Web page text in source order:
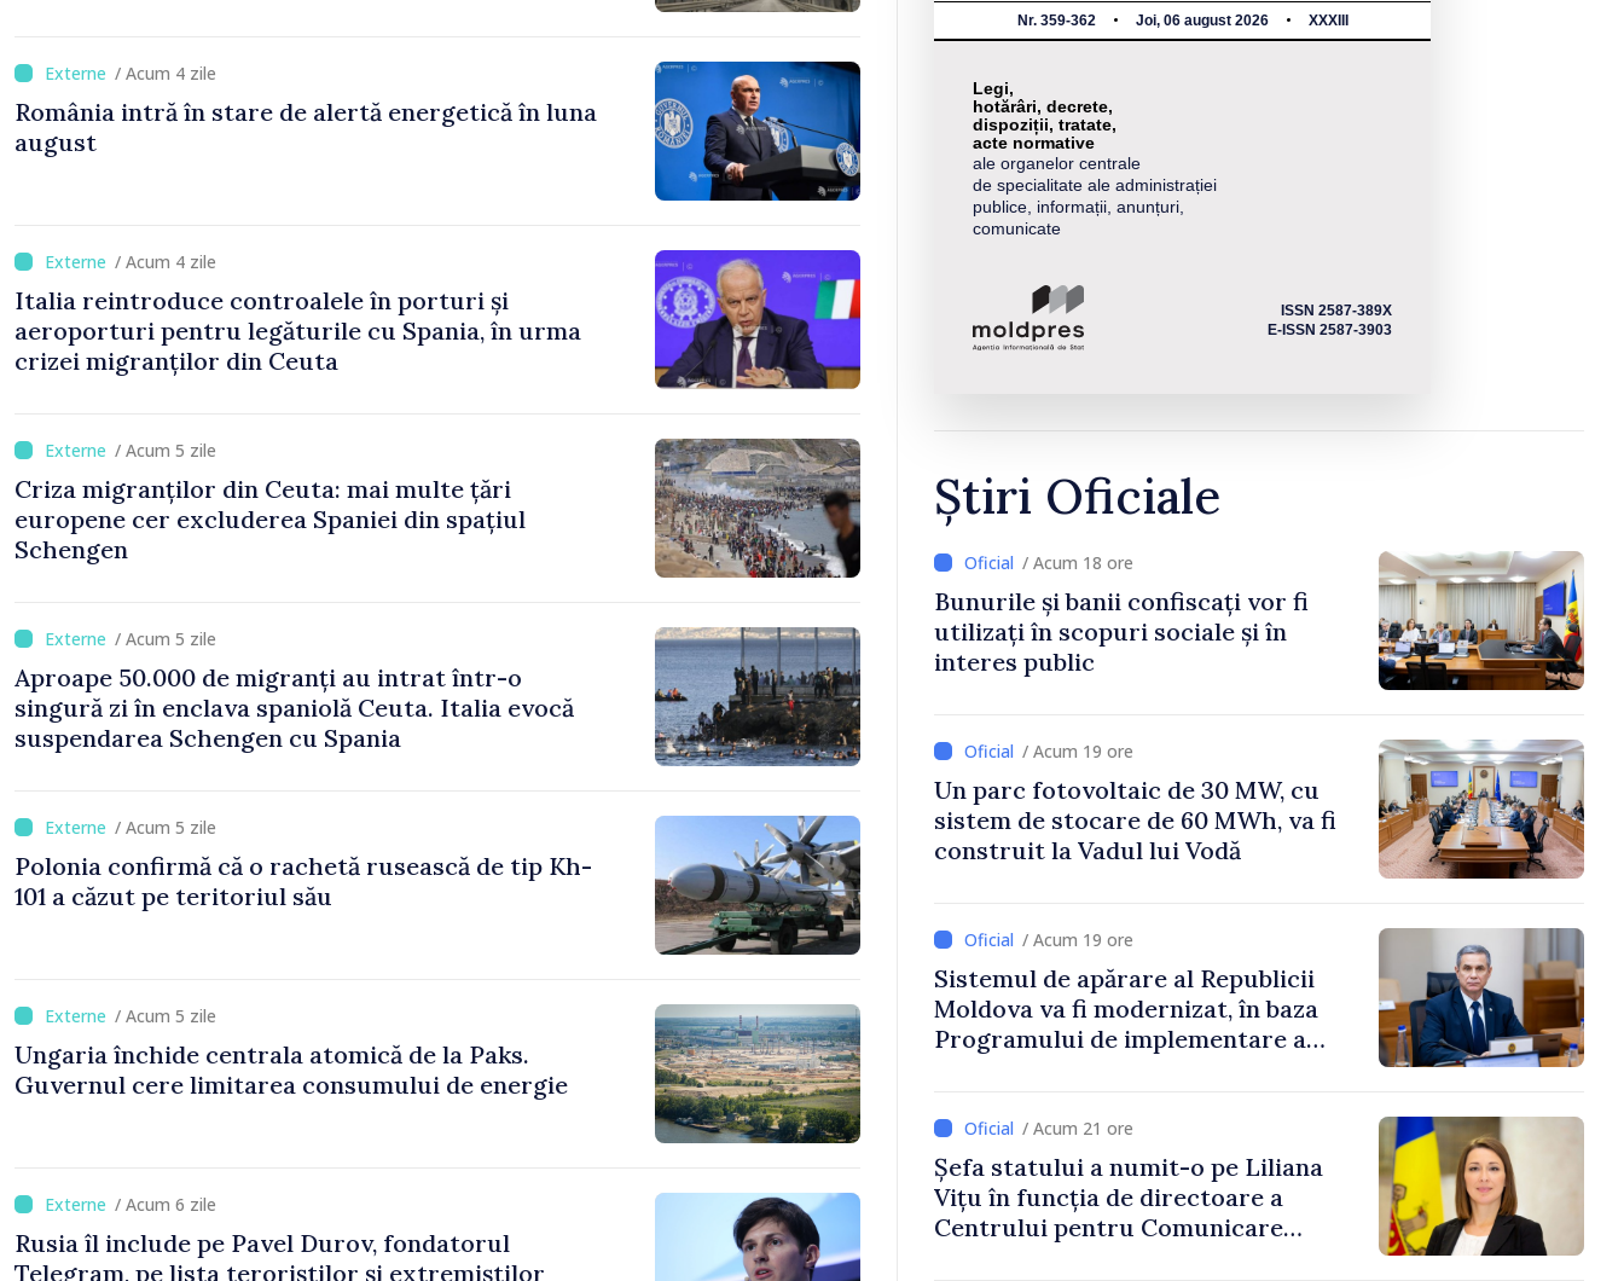
/ Acum 4 zile
România intră în stare de alertă energetică în luna
august
/ Acum 4 zile
Italia reintroduce controalele în porturi și
aeroporturi pentru legăturile cu Spania, în urma
crizei migranților din Ceuta
/ Acum 5 zile
Criza migranților din Ceuta: mai multe țări
europene cer excluderea Spaniei din spațiul
Schengen
/ Acum 5 zile
Aproape 50.000 de migranți au intrat într-o
singură zi în enclava spaniolă Ceuta. Italia evocă
suspendarea Schengen cu Spania
/ Acum 5 zile
Polonia confirmă că o rachetă rusească de tip Kh-
101 a căzut pe teritoriul său
/ Acum 5 zile
Ungaria închide centrala atomică de la Paks.
Guvernul cere limitarea consumului de energie
/ Acum 6 zile
Rusia îl include pe Pavel Durov, fondatorul
Telegram, pe lista teroriștilor și extremiștilor
Nr. 359-362 Joi, 06 august 2026 XXXIII
Legi,
hotărâri, decrete,
dispoziții, tratate,
acte normative
ale organelor centrale
de specialitate ale administrației
publice, informații, anunțuri,
comunicate
ISSN 2587-389X
E-ISSN 2587-3903
Știri Oficiale
/ Acum 18 ore
Bunurile și banii confiscați vor fi
utilizați în scopuri sociale și în
interes public
/ Acum 19 ore
Un parc fotovoltaic de 30 MW, cu
sistem de stocare de 60 MWh, va fi
construit la Vadul lui Vodă
/ Acum 19 ore
Sistemul de apărare al Republicii
Moldova va fi modernizat, în baza
Programului de implementare a
/ Acum 21 ore
Șefa statului a numit-o pe Liliana
Vițu în funcția de directoare a
Centrului pentru Comunicare